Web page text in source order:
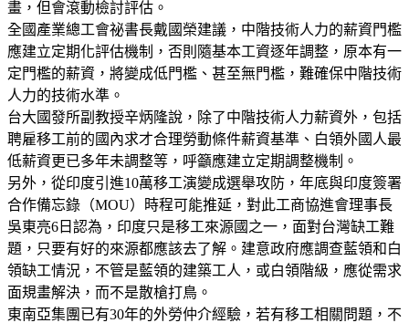
畫，但會滾動檢討評估。
全國產業總工會祕書長戴國榮建議，中階技術人力的薪資門檻
應建立定期化評估機制，否則隨基本工資逐年調整，原本有一
定門檻的薪資，將變成低門檻、甚至無門檻，難確保中階技術
人力的技術水準。
台大國發所副教授辛炳隆說，除了中階技術人力薪資外，包括
聘雇移工前的國內求才合理勞動條件薪資基準、白領外國人最
低薪資更已多年未調整等，呼籲應建立定期調整機制。
另外，從印度引進10萬移工演變成選舉攻防，年底與印度簽署
合作備忘錄（MOU）時程可能推延，對此工商協進會理事長
吳東亮6日認為，印度只是移工來源國之一，面對台灣缺工難
題，只要有好的來源都應該去了解。建意政府應調查藍領和白
領缺工情況，不管是藍領的建築工人，或白領階級，應從需求
面規畫解決，而不是散槍打鳥。
東南亞集團已有30年的外勞仲介經驗，若有移工相關問題，不